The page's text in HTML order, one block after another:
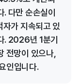
다만 순손실이
가 지속되고 있
. 2026년 1분기
전망이 있으나,
인입니다.